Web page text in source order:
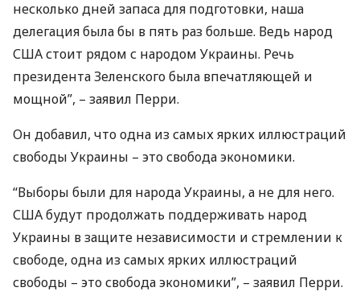
несколько дней запаса для подготовки, наша
делегация была бы в пять раз больше. Ведь народ
СШАстоит рядом с народом Украины. Речь
президента Зеленского была впечатляющей и
мощной”, – заявил Перри.
Он добавил, что одна из самых ярких иллюстраций
свободы Украины – это свобода экономики.
“Выборы были для народа Украины, а не для него.
СШАбудут продолжать поддерживать народ
Украины в защите независимости и стремлении к
свободе, одна из самых ярких иллюстраций
свободы – это свобода экономики”, – заявил Перри.